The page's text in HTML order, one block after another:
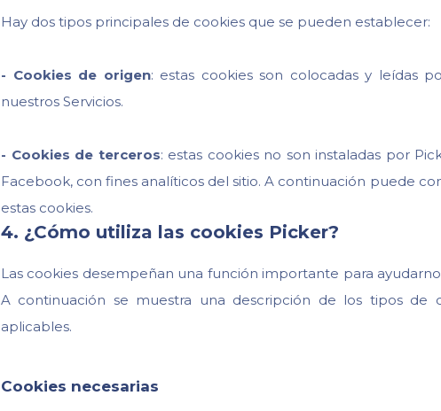
Hay dos tipos principales de cookies que se pueden establecer:
- Cookies de origen: estas cookies son colocadas y leídas
nuestros Servicios.
- Cookies de terceros: estas cookies no son instaladas por
Facebook, con fines analíticos del sitio. A continuación puede
estas cookies.
4. ¿Cómo utiliza las cookies Picker?
Las cookies desempeñan una función importante para
A continuación se muestra una descripción de los tipos de
aplicables.
Cookies necesarias